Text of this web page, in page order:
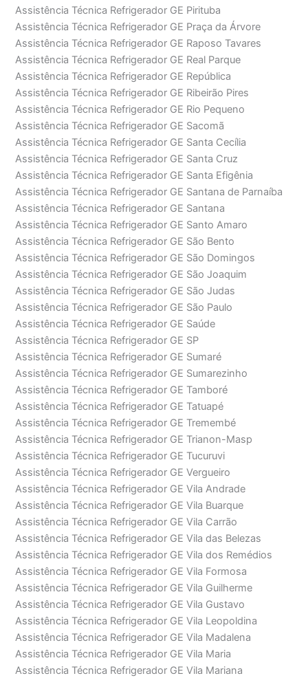
Assistência Técnica Refrigerador GE Pirituba
Assistência Técnica Refrigerador GE Praça da Árvore
Assistência Técnica Refrigerador GE Raposo Tavares
Assistência Técnica Refrigerador GE Real Parque
Assistência Técnica Refrigerador GE República
Assistência Técnica Refrigerador GE Ribeirão Pires
Assistência Técnica Refrigerador GE Rio Pequeno
Assistência Técnica Refrigerador GE Sacomã
Assistência Técnica Refrigerador GE Santa Cecília
Assistência Técnica Refrigerador GE Santa Cruz
Assistência Técnica Refrigerador GE Santa Efigênia
Assistência Técnica Refrigerador GE Santana de Parnaíba
Assistência Técnica Refrigerador GE Santana
Assistência Técnica Refrigerador GE Santo Amaro
Assistência Técnica Refrigerador GE São Bento
Assistência Técnica Refrigerador GE São Domingos
Assistência Técnica Refrigerador GE São Joaquim
Assistência Técnica Refrigerador GE São Judas
Assistência Técnica Refrigerador GE São Paulo
Assistência Técnica Refrigerador GE Saúde
Assistência Técnica Refrigerador GE SP
Assistência Técnica Refrigerador GE Sumaré
Assistência Técnica Refrigerador GE Sumarezinho
Assistência Técnica Refrigerador GE Tamboré
Assistência Técnica Refrigerador GE Tatuapé
Assistência Técnica Refrigerador GE Tremembé
Assistência Técnica Refrigerador GE Trianon-Masp
Assistência Técnica Refrigerador GE Tucuruvi
Assistência Técnica Refrigerador GE Vergueiro
Assistência Técnica Refrigerador GE Vila Andrade
Assistência Técnica Refrigerador GE Vila Buarque
Assistência Técnica Refrigerador GE Vila Carrão
Assistência Técnica Refrigerador GE Vila das Belezas
Assistência Técnica Refrigerador GE Vila dos Remédios
Assistência Técnica Refrigerador GE Vila Formosa
Assistência Técnica Refrigerador GE Vila Guilherme
Assistência Técnica Refrigerador GE Vila Gustavo
Assistência Técnica Refrigerador GE Vila Leopoldina
Assistência Técnica Refrigerador GE Vila Madalena
Assistência Técnica Refrigerador GE Vila Maria
Assistência Técnica Refrigerador GE Vila Mariana